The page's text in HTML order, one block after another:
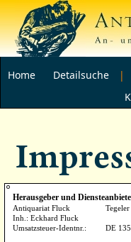
Home Detailsuche |
Herausgeber und
Antiquariat Fluck
Inh.: Eckhard Fluck
Umsatzsteuer-Identnr.:
DE